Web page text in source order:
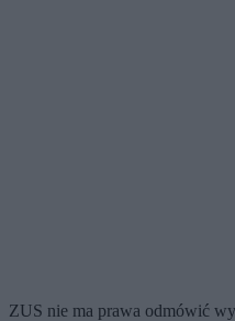
ZUS nie ma prawa odmówić